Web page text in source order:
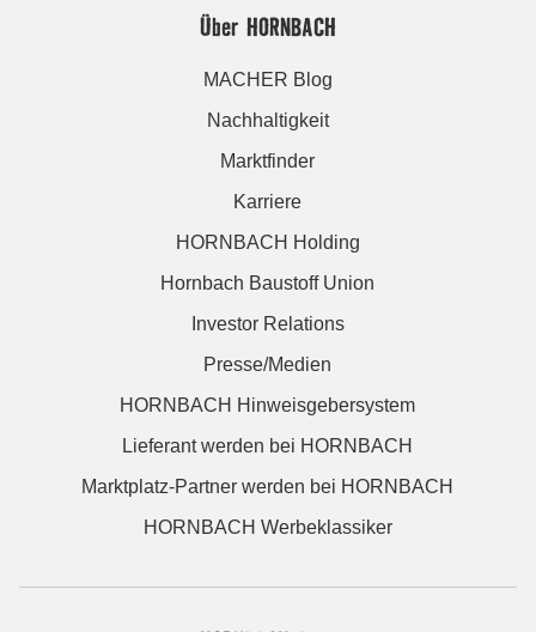
Über HORNBACH
MACHER Blog
Nachhaltigkeit
Marktfinder
Karriere
HORNBACH Holding
Hornbach Baustoff Union
Investor Relations
Presse/Medien
HORNBACH Hinweisgebersystem
Lieferant werden bei HORNBACH
Marktplatz-Partner werden bei HORNBACH
HORNBACH Werbeklassiker